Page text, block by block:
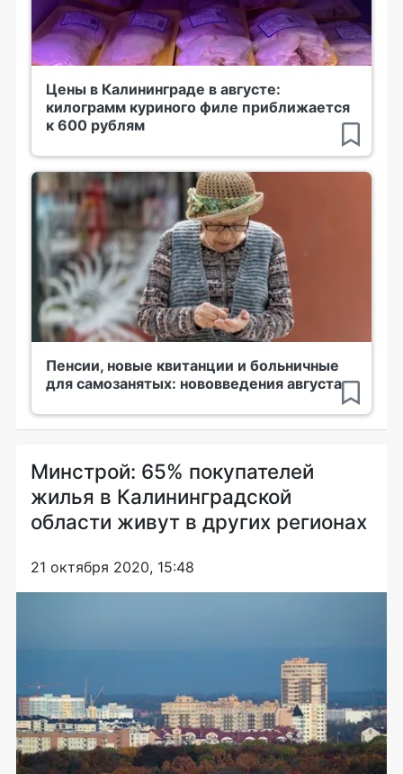
Цены в Калининграде в августе:
килограмм куриного филе приближается
к 600 рублям
Пенсии, новые квитанции и больничные
для самозанятых: нововведения августа
Минстрой: 65% покупателей
жилья в Калининградской
области живут в других регионах
21 октября 2020, 15:48